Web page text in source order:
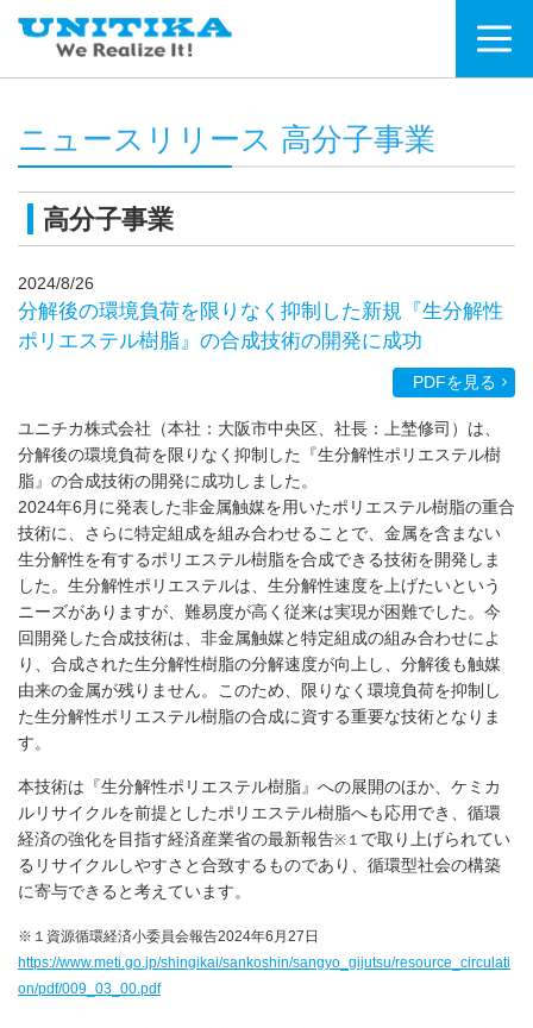
ニュースリリース 高分子事業
高分子事業
2024/8/26
分解後の環境負荷を限りなく抑制した新規『生分解性
ポリエステル樹脂』の合成技術の開発に成功
PDFを見る
ユニチカ株式会社（本社：大阪市中央区、社長：上埜修司）は、
分解後の環境負荷を限りなく抑制した『生分解性ポリエステル樹
脂』の合成技術の開発に成功しました。
2024年6月に発表した非金属触媒を用いたポリエステル樹脂の重合
技術に、さらに特定組成を組み合わせることで、金属を含まない
生分解性を有するポリエステル樹脂を合成できる技術を開発しま
した。生分解性ポリエステルは、生分解性速度を上げたいという
ニーズがありますが、難易度が高く従来は実現が困難でした。今
回開発した合成技術は、非金属触媒と特定組成の組み合わせによ
り、合成された生分解性樹脂の分解速度が向上し、分解後も触媒
由来の金属が残りません。このため、限りなく環境負荷を抑制し
た生分解性ポリエステル樹脂の合成に資する重要な技術となりま
す。
本技術は『生分解性ポリエステル樹脂』への展開のほか、ケミカ
ルリサイクルを前提としたポリエステル樹脂へも応用でき、循環
経済の強化を目指す経済産業省の最新報告※１ で取り上げられてい
るリサイクルしやすさと合致するものであり、循環型社会の構築
に寄与できると考えています。
※１資源循環経済小委員会報告2024年6月27日
https://www.meti.go.jp/shingikai/sankoshin/sangyo_gijutsu/resource_circulati
on/pdf/009_03_00.pdf